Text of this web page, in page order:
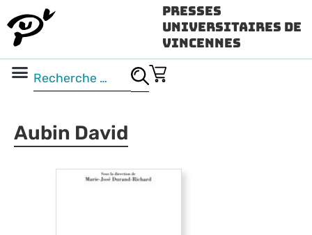
Presses
Universitaires de
Vincennes
Aubin David